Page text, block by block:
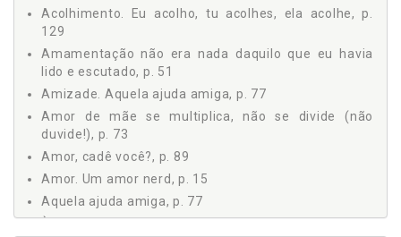
AMOR, CADÊ VOCÊ?, p. 89
E O CASAL, COMO FICA COM A CHEGADA DOS FILHOS?, p. 95
EU NÃO SOU ESSE TIPO DE MÃE, p. 99
SÓ VOCÊ CONHECE SUAS BATALHAS, p. 103
ESSE TAL ACOLHIMENTO MATERNO, p. 107
SABER, O SEU MAIOR ALIADO, p. 111
DONA ARANHA OU MÃE POLVO?, p. 113
MENTIRAS QUE TE CONTAM SOBRE MATERNIDADE, p. 117
MÃE NÃO FAZ FILHOS FELIZES, ELA ENSINA FELICIDADE, p.
VAI PASSAR: O MANTRA DA MATERNIDADE, p. 127
Acolhimento. Eu acolho, tu acolhes, ela acolhe, p.
129
Amamentação não era nada daquilo que eu havia
lido e escutado, p. 51
Amizade. Aquela ajuda amiga, p. 77
Amor de mãe se multiplica, não se divide (não
duvide!), p. 73
Amor, cadê você?, p. 89
Amor. Um amor nerd, p. 15
Aquela ajuda amiga, p. 77